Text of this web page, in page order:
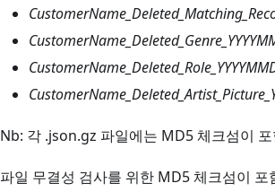
Nb: 각 .json.gz 파일에는 MD5 체크섬이
파일 무결성 검사를 위한 MD5 체크섬이